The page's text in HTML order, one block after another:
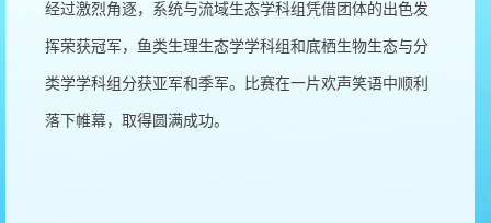
经过激烈角逐，系统与流域生态学科组凭借团体的出色发
挥荣获冠军，鱼类生理生态学学科组和底栖生物生态与分
类学学科组分获亚军和季军。比赛在一片欢声笑语中顺利
落下帷幕，取得圆满成功。